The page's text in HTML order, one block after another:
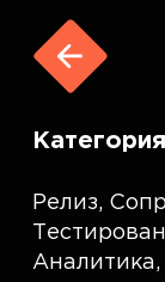
Релиз,
Аналитика,